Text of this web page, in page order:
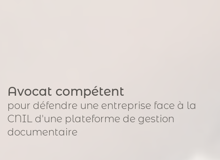
Avocat compétent
pour défendre une entreprise face à la
CNIL d'une plateforme de gestion
documentaire